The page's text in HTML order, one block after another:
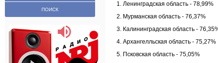
ПОИСК
1. Ленинградская область - 78,99%
2. Мурманская область - 76,37%
3. Калининградская область -
4. Архангелльская область - 75,27%
5. Псковская область - 75,05%